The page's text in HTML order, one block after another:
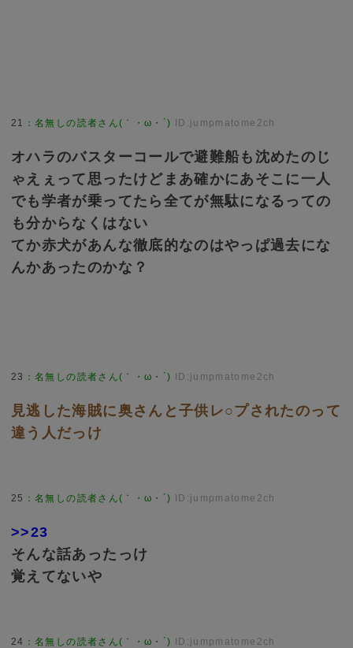
21 ：名無しの読者さん(｀・ω・´) ID:jumpmatome2ch
オハラのバスターコールで避難船も沈めたのじ
ゃえぇって思ったけどまあ確かにあそこに一人
でも学者が乗ってたら全てが無駄になるっての
も分からなくはない
てか赤犬があんな徹底的なのはやっぱ過去にな
んかあったのかな？
23 ：名無しの読者さん(｀・ω・´) ID:jumpmatome2ch
見逃した海賊に奥さんと子供レ○プされたのって
違う人だっけ
25 ：名無しの読者さん(｀・ω・´) ID:jumpmatome2ch
>>23
そんな話あったっけ
覚えてないや
24 ：名無しの読者さん(｀・ω・´) ID:jumpmatome2ch